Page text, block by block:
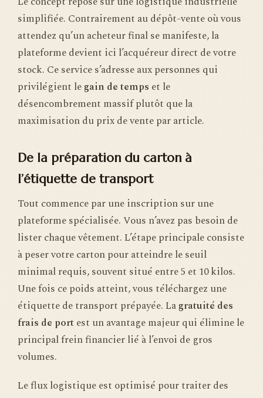
simplifiée. Contrairement au dépôt-vente où vous
attendez qu’un acheteur final se manifeste, la
plateforme devient ici l’acquéreur direct de votre
stock. Ce service s’adresse aux personnes qui
privilégient legain de temps et le
désencombrement massif plutôt que la
maximisation du prix de vente par article.
De la préparation du carton à
l’étiquette de transport
Tout commence par une inscription sur une
plateforme spécialisée. Vous n’avez pas besoin de
lister chaque vêtement. L’étape principale consiste
à peser votre carton pour atteindre le seuil
minimal requis, souvent situé entre 5 et 10 kilos.
Une fois ce poids atteint, vous téléchargez une
étiquette de transport prépayée. Lagratuité des
frais de portest un avantage majeur qui élimine le
principal frein financier lié à l’envoi de gros
volumes.
Le flux logistique est optimisé pour traiter des